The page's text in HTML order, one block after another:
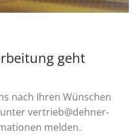
geht
nach Ihren Wünschen
vertrieb@dehner-
melden.